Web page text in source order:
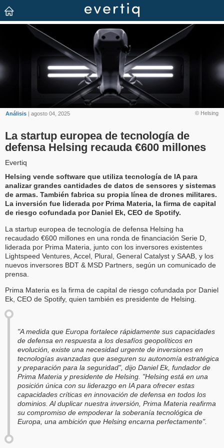
© Helsing
Análisis | agosto 04, 2025
La startup europea de tecnología de
defensa Helsing recauda €600 millones
Evertiq
Helsing vende software que utiliza tecnología de IA para
analizar grandes cantidades de datos de sensores y sistemas
de armas. También fabrica su propia línea de drones militares.
La inversión fue liderada por Prima Materia, la firma de capital
de riesgo cofundada por Daniel Ek, CEO de Spotify.
La startup europea de tecnología de defensa Helsing ha
recaudado €600 millones en una ronda de financiación Serie D,
liderada por Prima Materia, junto con los inversores existentes
Lightspeed Ventures, Accel, Plural, General Catalyst y SAAB, y los
nuevos inversores BDT & MSD Partners, según un comunicado de
prensa.
Prima Materia es la firma de capital de riesgo cofundada por Daniel
Ek, CEO de Spotify, quien también es presidente de Helsing.
"A medida que Europa fortalece rápidamente sus capacidades
de defensa en respuesta a los desafíos geopolíticos en
evolución, existe una necesidad urgente de inversiones en
tecnologías avanzadas que aseguren su autonomía estratégica
y preparación para la seguridad", dijo Daniel Ek, fundador de
Prima Materia y presidente de Helsing. "Helsing está en una
posición única con su liderazgo en IA para ofrecer estas
capacidades críticas en innovación de defensa en todos los
dominios. Al duplicar nuestra inversión, Prima Materia reafirma
su compromiso de empoderar la soberanía tecnológica de
Europa, una ambición que Helsing encarna perfectamente".